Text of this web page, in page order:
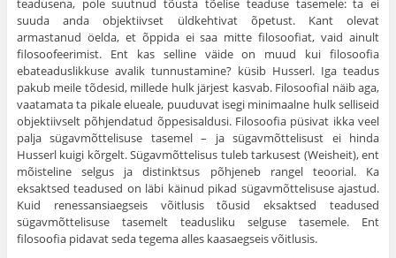
teadusena, pole suutnud tõusta tõelise teaduse tasemele: ta ei
suuda anda objektiivset üldkehtivat õpetust. Kant olevat
armastanud öelda, et õppida ei saa mitte filosoofiat, vaid ainult
filosoofeerimist. Ent kas selline väide on muud kui filosoofia
ebateaduslikkuse avalik tunnus­tamine? küsib Husserl. Iga teadus
pakub meile tõdesid, millede hulk järjest kasvab. Filosoofial näib aga,
vaatamata ta pikale elueale, puu­duvat isegi minimaalne hulk selliseid
objektiivselt põhjendatud õppe­sisaldusi. Filosoofia püsivat ikka veel
palja sügavmõttelisuse tase­mel – ja sügavmõttelisust ei hinda
Husserl kuigi kõrgelt. Sügav­mõttelisus tuleb tarkusest (Weisheit), ent
mõisteline selgus ja distinktsus põhjeneb rangel teoorial. Ka
eksaktsed teadused on läbi käinud pikad sügavmõttelisuse ajastud.
Kuid renessansiaegseis võit­lusis tõusid eksaktsed teadused
sügavmõttelisuse tasemelt teadusliku selguse tasemele. Ent
filosoofia pidavat seda tegema alles kaasaeg­seis võitlusis.